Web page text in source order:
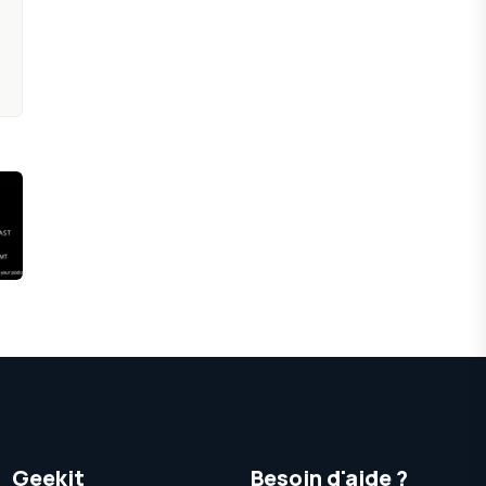
Geekit Besoin d'aide ?